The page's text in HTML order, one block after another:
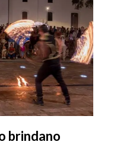
brindano